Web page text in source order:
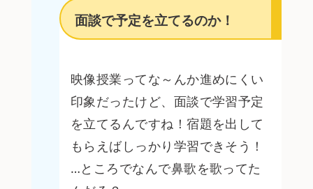
面談で予定を立てるのか！
映像授業ってな～んか進めにくい
印象だったけど、面談で学習予定
を立てるんですね！宿題を出して
もらえばしっかり学習できそう！
…ところでなんで鼻歌を歌ってた